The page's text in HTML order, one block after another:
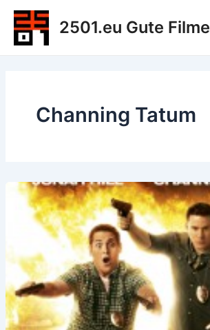
Zum
Inhalt
springen
2501.eu Gute Filme
Channing Tatum